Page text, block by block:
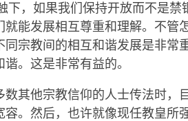
下，如果我们保持开放而不是禁
就能发展相互尊重和理解。不管
宗教间的相互和谐发展是非常
。这是非常有益的。
数其他宗教信仰的人士传法时，
。然后，也许就像现任教皇所